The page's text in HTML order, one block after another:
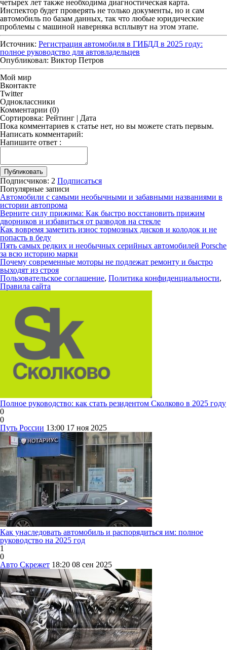
четырех лет также необходима диагностическая карта.
Инспектор будет проверять не только документы, но и сам
автомобиль по базам данных, так что любые юридические
проблемы с машиной наверняка всплывут на этом этапе.
Источник: Регистрация автомобиля в ГИБДД в 2025 году:
полное руководство для автовладельцев
Опубликовал: Виктор Петров
Мой мир
Вконтакте
Twitter
Одноклассники
Комментарии (0)
Сортировка: Рейтинг | Дата
Пока комментариев к статье нет, но вы можете стать первым.
Написать комментарий:
Напишите ответ :
Публиковать
Подписчиков: 2 Подписаться
Популярные записи
Автомобили с самыми необычными и забавными названиями в
истории автопрома
Верните силу прижима: Как быстро восстановить прижим
дворников и избавиться от разводов на стекле
Как вовремя заметить износ тормозных дисков и колодок и не
попасть в беду
Пять самых редких и необычных серийных автомобилей Porsche
за всю историю марки
Почему современные моторы не подлежат ремонту и быстро
выходят из строя
Пользовательское соглашение, Политика конфиденциальности,
Правила сайта
Полное руководство: как стать резидентом Сколково в 2025 году
0
0
Путь России 13:00 17 ноя 2025
Как унаследовать автомобиль и распорядиться им: полное
руководство на 2025 год
1
0
Авто Скрежет 18:20 08 сен 2025